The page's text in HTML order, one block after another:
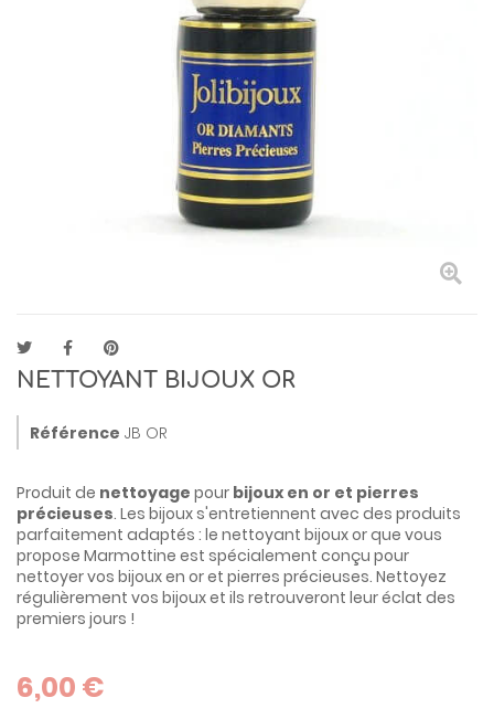
NETTOYANT BIJOUX OR
Référence JB OR
Produit de nettoyage pour bijoux en or et pierres
précieuses. Les bijoux s'entretiennent avec des produits
parfaitement adaptés : le nettoyant bijoux or que vous
propose Marmottine est spécialement conçu pour
nettoyer vos bijoux en or et pierres précieuses. Nettoyez
régulièrement vos bijoux et ils retrouveront leur éclat des
premiers jours !
6,00 €